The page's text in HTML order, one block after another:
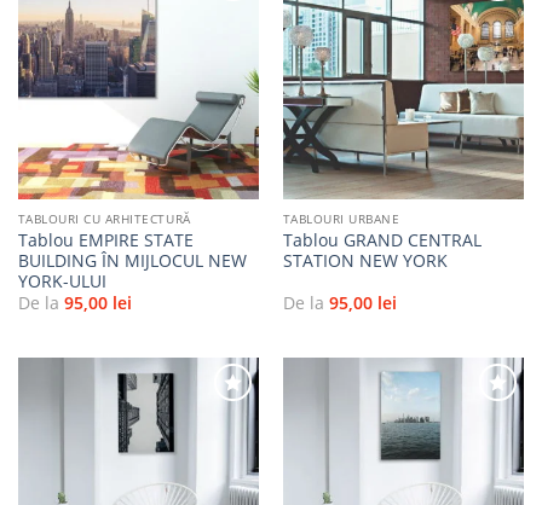
favorite
TABLOURI CU ARHITECTURĂ
Tablou EMPIRE STATE
BUILDING ÎN MIJLOCUL NEW
YORK-ULUI
De la 95,00 lei
Adaugă
la
favorite
TABLOURI URBANE
Tablou GRAND CENTRAL
STATION NEW YORK
De la 95,00 lei
favorite
favorite